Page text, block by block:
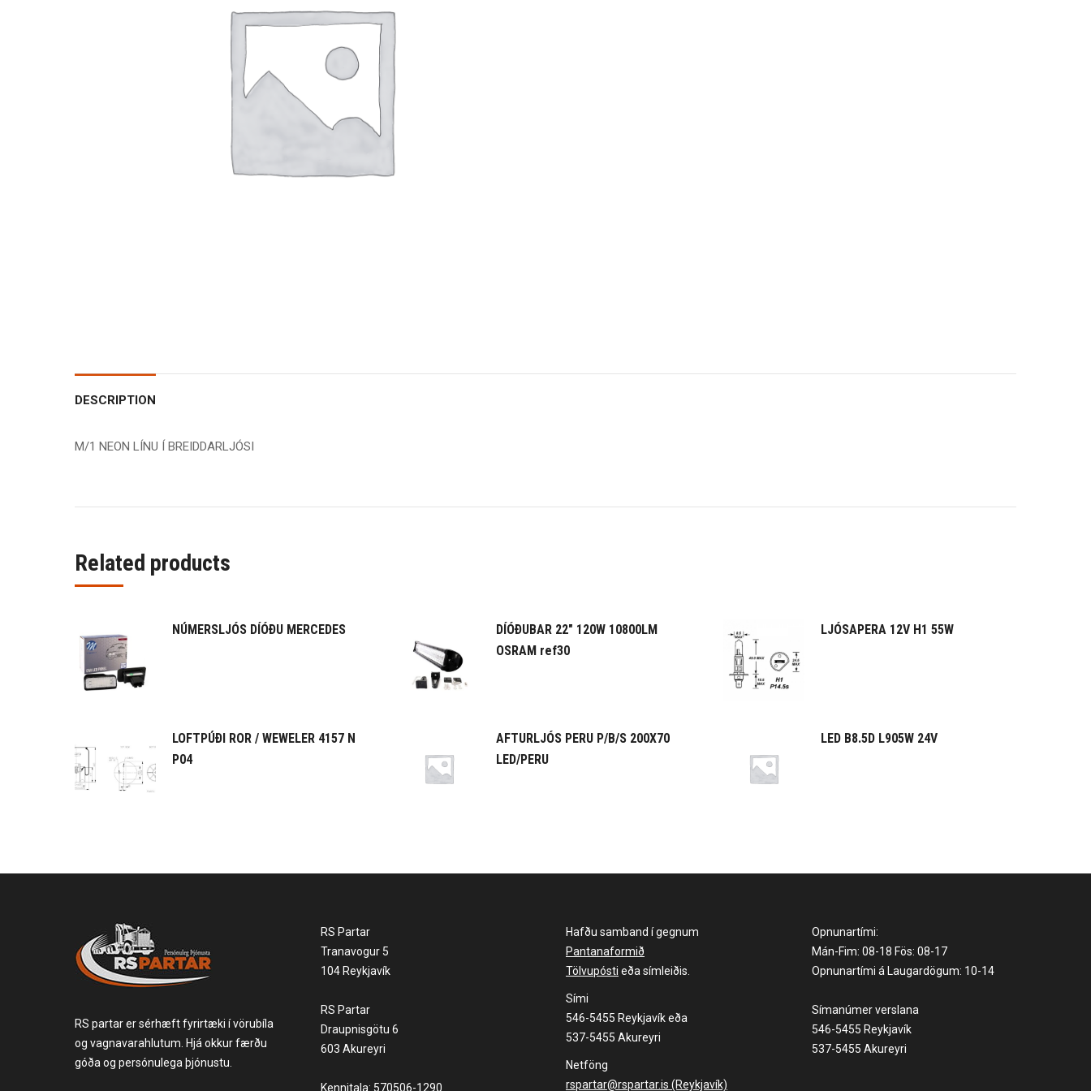
DESCRIPTION
M/1 NEON LÍNU Í BREIDDARLJÓSI
Related products
NÚMERSLJÓS DÍÓÐU MERCEDES
DÍÓÐUBAR 22" 120W 10800LM
OSRAM ref30
LJÓSAPERA 12V H1 55W
LOFTPÚÐI ROR / WEWELER 4157 N
P04
AFTURLJÓS PERU P/B/S 200X70
LED/PERU
LED B8.5D L905W 24V
RS partar er sérhæft fyrirtæki í vörubíla
og vagnavarahlutum. Hjá okkur færðu
góða og persónulega þjónustu.
RS Partar
Tranavogur 5
104 Reykjavík
RS Partar
Draupnisgötu 6
603 Akureyri
Kennitala: 570506-1290
Hafðu samband í gegnum
Pantanaformið
Tölvupósti eða símleiðis.
Sími
546-5455 Reykjavík eða
537-5455 Akureyri
Netföng
rspartar@rspartar.is (Reykjavík)
Opnunartími:
Mán-Fim: 08-18 Fös: 08-17
Opnunartími á Laugardögum: 10-14
Símanúmer verslana
546-5455 Reykjavík
537-5455 Akureyri